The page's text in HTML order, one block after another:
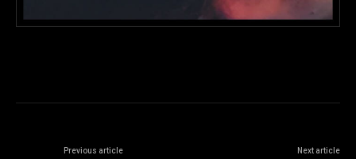
Previous article Next article